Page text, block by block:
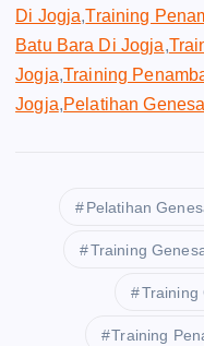
Di Jogja,Training
Batu Bara Di Jogja,
Jogja,Training
Jogja,Pelatihan
Pelatihan
Training
Training
Training